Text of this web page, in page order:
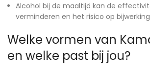
Alcohol bij de maaltijd kan de
verminderen en het risico op
Welke vormen van
en welke past bij jou?